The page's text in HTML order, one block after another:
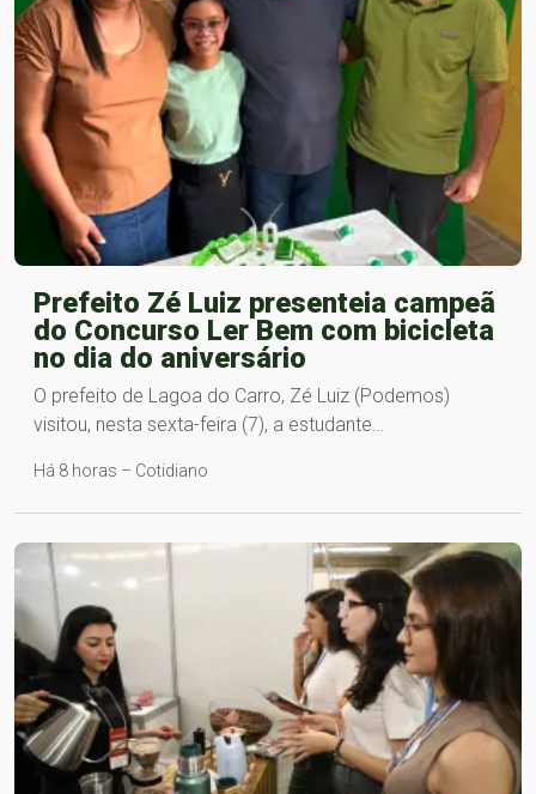
Prefeito Zé Luiz presenteia campeã
do Concurso Ler Bem com bicicleta
no dia do aniversário
O prefeito de Lagoa do Carro, Zé Luiz (Podemos)
visitou, nesta sexta-feira (7), a estudante…
Há 8 horas – Cotidiano